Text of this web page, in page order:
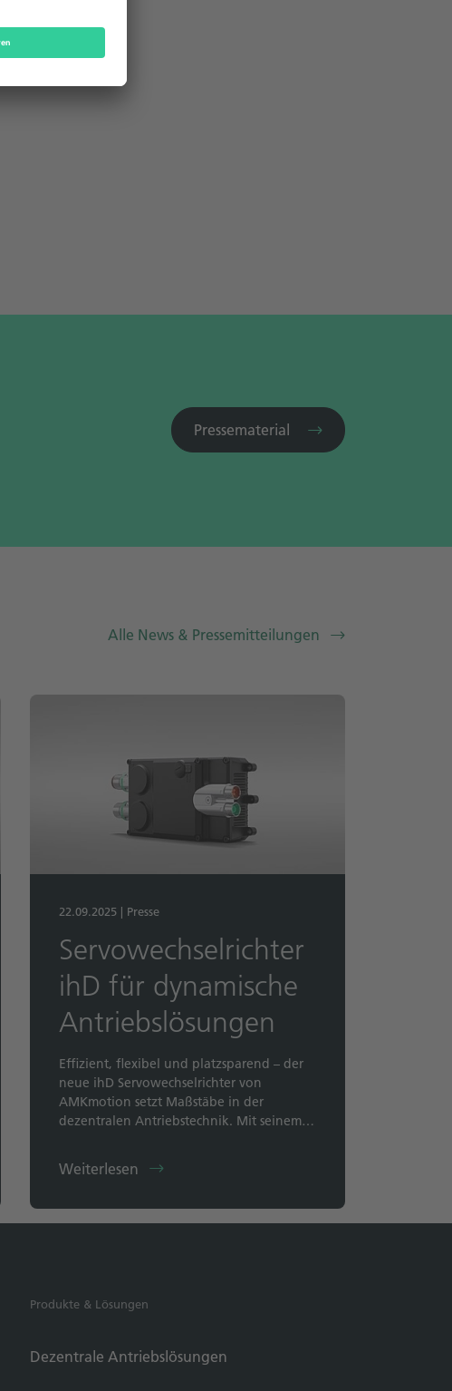
Pressematerial
Alle News & Pressemitteilungen
22.09.2025 | Presse
Servowechselrichter
ihD für dynamische
Antriebslösungen
Effizient, flexibel und platzsparend – der
neue ihD Servowechselrichter von
AMKmotion setzt Maßstäbe in der
dezentralen Antriebstechnik. Mit seinem…
Weiterlesen
Produkte & Lösungen
Dezentrale Antriebslösungen